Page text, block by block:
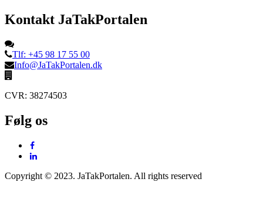
Kontakt JaTakPortalen
Tlf: +45 98 17 55 00
Info@JaTakPortalen.dk
CVR: 38274503
Følg os
Copyright © 2023. JaTakPortalen. All rights reserved